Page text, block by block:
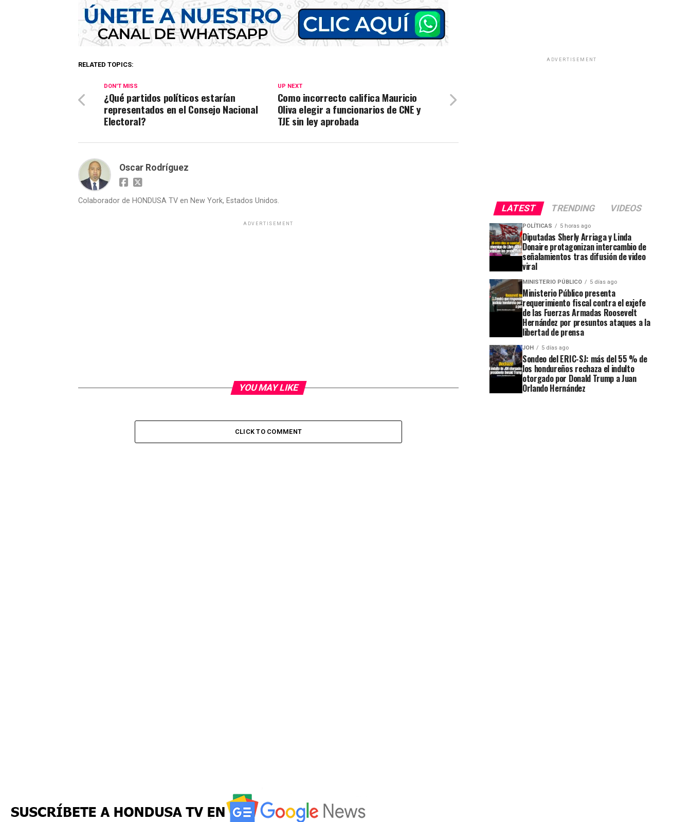
RELATED TOPICS:
UP NEXT
Como incorrecto califica Mauricio
Oliva elegir a funcionarios de CNE y
TJE sin ley aprobada
DON'T MISS
¿Qué partidos políticos estarían
representados en el Consejo Nacional
Electoral?
Oscar Rodríguez
Colaborador de HONDUSA TV en New York, Estados Unidos.
ADVERTISEMENT
YOU MAY LIKE
CLICK TO COMMENT
ADVERTISEMENT
LATEST TRENDING VIDEOS
POLÍTICAS 5 horas ago
Diputadas Sherly Arriaga y Linda
Donaire protagonizan intercambio de
señalamientos tras difusión de video
viral
MINISTERIO PÚBLICO 5 días ago
Ministerio Público presenta
requerimiento fiscal contra el exjefe
de las Fuerzas Armadas Roosevelt
Hernández por presuntos ataques a la
libertad de prensa
JOH 5 días ago
Sondeo del ERIC-SJ: más del 55 % de
los hondureños rechaza el indulto
otorgado por Donald Trump a Juan
Orlando Hernández